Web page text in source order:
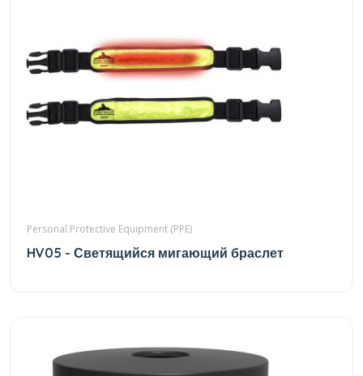
Personal Protective Equipment (PPE)
HV05 - Светящийся мигающий браслет